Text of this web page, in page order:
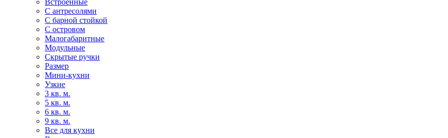
С антресолями
С барной стойкой
С островом
Малогабаритные
Модульные
Скрытые ручки
Размер
Мини-кухни
Узкие
3 кв. м.
5 кв. м.
6 кв. м.
9 кв. м.
Все для кухни